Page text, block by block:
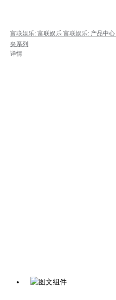
富联娱乐: 富联娱乐 富联娱乐: 产品中心
夹系列
详情